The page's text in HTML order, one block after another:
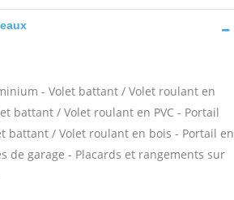
- Volet battant / Volet roulant en
battant / Volet roulant en PVC - Portail
battant / Volet roulant en bois - Portail en
de garage - Placards et rangements sur